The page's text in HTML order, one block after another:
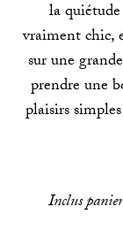
la
vraiment chic,
sur une
prendre une
plaisirs
Inclus